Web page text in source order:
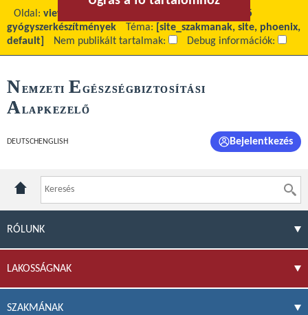
Oldal: view
Tételes elszámolás alá eső
gyógyszerkészítmények
Téma:
[site_szakmanak, site, phoenix,
default]
Nem publikált tartalmak: Debug információk:
NEMZETI E GÉSZSÉGBIZTOSÍTÁSI
ALAPKEZELŐ
DEUTSCH ENGLISH Bejelentkezés
RÓLUNK
LAKOSSÁGNAK
SZAKMÁNAK